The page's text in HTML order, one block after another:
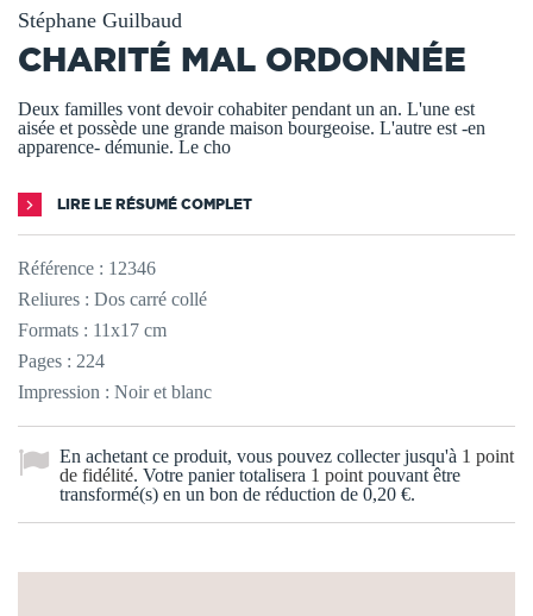
Stéphane Guilbaud
CHARITÉ MAL ORDONNÉE
Deux familles vont devoir cohabiter pendant un an. L'une est
aisée et possède une grande maison bourgeoise. L'autre est -en
apparence- démunie. Le cho
LIRE LE RÉSUMÉ COMPLET
Référence : 12346
Reliures : Dos carré collé
Formats : 11x17 cm
Pages : 224
Impression : Noir et blanc
En achetant ce produit, vous pouvez collecter jusqu'à 1 point
de fidélité. Votre panier totalisera 1 point pouvant être
transformé(s) en un bon de réduction de 0,20 €.